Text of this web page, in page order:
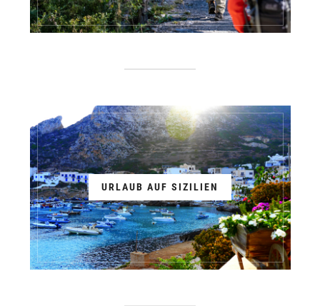
URLAUB AUF SIZILIEN